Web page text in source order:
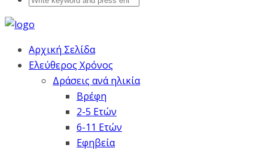
Αρχική Σελίδα
Ελεύθερος Χρόνος
Δράσεις ανά ηλικία
Βρέφη
2-5 Ετών
6-11 Ετών
Εφηβεία